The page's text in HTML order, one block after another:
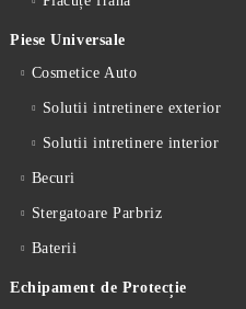
Piese Universale
Cosmetice Auto
Solutii intretinere exterior
Solutii intretinere interior
Becuri
Stergatoare Parbriz
Baterii
Echipament de Protecție